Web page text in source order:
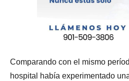
Comparando con el mismo
hospital había experimentado